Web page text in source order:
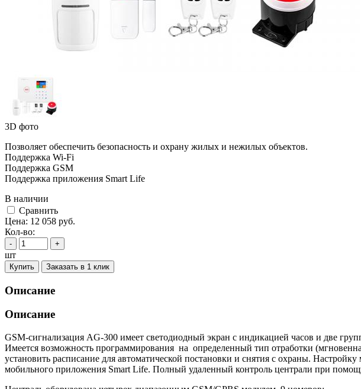
3D фото
Позволяет обеспечить безопасность и охрану жилых и нежилых объектов.
Поддержка Wi-Fi
Поддержка GSM
Поддержка приложения Smart Life
В наличии
Cравнить
Цена: 12 058 руб.
Кол-во:
- +
шт
Купить Заказать в 1 клик
Описание
Описание
GSM-сигнализация AG-300 имеет светодиодный экран с индикацией часов и две
Имеется возможность программирования на определенный тип отработки
установить расписание для автоматической постановки и снятия с охраны.
мобильного приложения Smart Life. Полный удаленный контроль централи при